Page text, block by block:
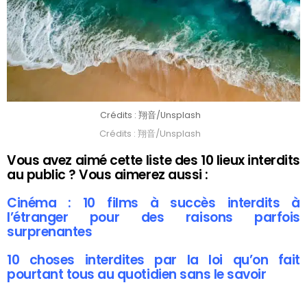
Crédits : 翔音/Unsplash
Crédits : 翔音/Unsplash
Vous avez aimé cette liste des 10 lieux interdits
au public ? Vous aimerez aussi :
Cinéma : 10 films à succès interdits à
l’étranger pour des raisons parfois
surprenantes
10 choses interdites par la loi qu’on fait
pourtant tous au quotidien sans le savoir